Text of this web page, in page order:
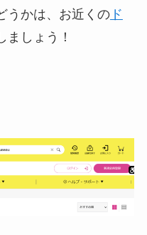
うかは、お近くのド
ましょう！